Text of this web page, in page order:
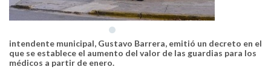
intendente municipal, Gustavo Barrera, emitió un decreto en el
que se establece el aumento del valor de las guardias para los
médicos a partir de enero.